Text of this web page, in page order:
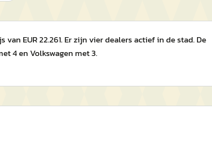
EUR 22.261. Er zijn vier dealers actief in de stad. De
4 en Volkswagen met 3.